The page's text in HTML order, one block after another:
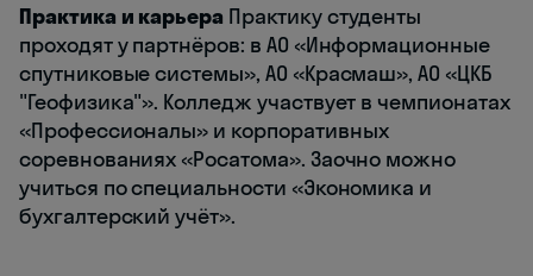
Практика и карьера Практику студенты
проходят у партнёров: в АО «Информационные
спутниковые системы», АО «Красмаш», АО «ЦКБ
"Геофизика"». Колледж участвует в чемпионатах
«Профессионалы» и корпоративных
соревнованиях «Росатома». Заочно можно
учиться по специальности «Экономика и
бухгалтерский учёт».